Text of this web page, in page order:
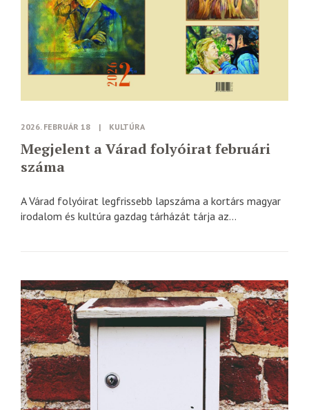
2026. FEBRUÁR 18 | KULTÚRA
Megjelent a Várad folyóirat februári
száma
A Várad folyóirat legfrissebb lapszáma a kortárs magyar
irodalom és kultúra gazdag tárházát tárja az...